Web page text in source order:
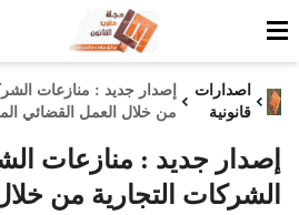
اصدارات
قانونية
إصدار جديد : منازعات
من خلال العمل القضائي
إصدار جديد : منازعات
الشركات التجارية من